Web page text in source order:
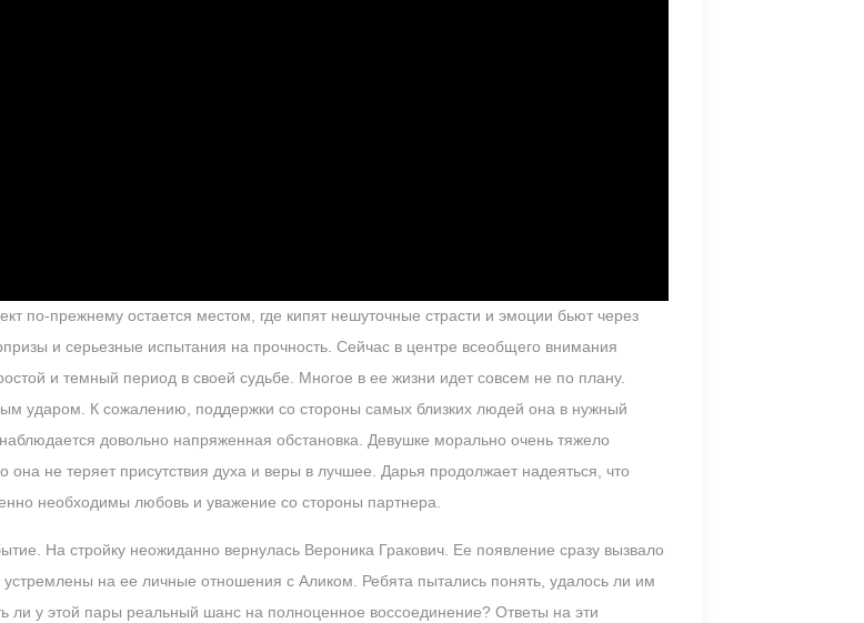
по-прежнему остается местом, где кипят нешуточные страсти и эмоции бьют через
и серьезные испытания на прочность. Сейчас в центре всеобщего внимания
и темный период в своей судьбе. Многое в ее жизни идет совсем не по плану.
ударом. К сожалению, поддержки со стороны самых близких людей она в нужный
довольно напряженная обстановка. Девушке морально очень тяжело
не теряет присутствия духа и веры в лучшее. Дарья продолжает надеяться, что
необходимы любовь и уважение со стороны партнера.
На стройку неожиданно вернулась Вероника Гракович. Ее появление сразу вызвало
на ее личные отношения с Аликом. Ребята пытались понять, удалось ли им
ли у этой пары реальный шанс на полноценное воссоединение? Ответы на эти